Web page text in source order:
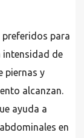
preferidos para
intensidad de
piernas y
alcanzan.
ayuda a
en